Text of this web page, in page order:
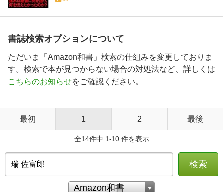
書誌検索オプションについて
ただいま「Amazon和書」検索の仕組みを変更しておりま
す。検索で本が見つからない場合の対処法など、詳しくは
こちらのお知らせをご確認ください。
最初 1 2 最後
全14件中 1-10 件を表示
検索